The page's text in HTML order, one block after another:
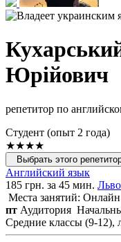
Юрійович
репетитор по
Cтудент (опыт 2 года)
★★★★
Выбрать этого
Английский язык
185 грн. за 45 мин.
Места занятий: Онлайн
пт Аудитория
Средние классы (9-12),